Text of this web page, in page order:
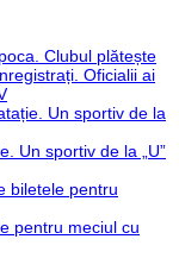
Clubul plătește
Oficialii ai
Un sportiv de la
Un sportiv de la „U”
biletele pentru
pentru meciul cu